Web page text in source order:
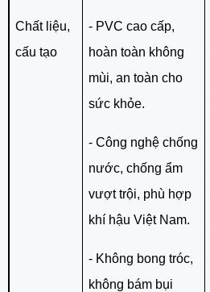
Chất liệu,
cấu tạo
- PVC cao cấp,
hoàn toàn không
mùi, an toàn cho
sức khỏe.
- Công nghệ chống
nước, chống ẩm
vượt trội, phù hợp
khí hậu Việt Nam.
- Không bong tróc,
không bám bụi